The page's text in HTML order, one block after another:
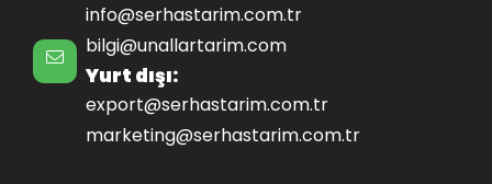
info@serhastarim.com.tr
bilgi@unallartarim.com
Yurt dışı:
export@serhastarim.com.tr
marketing@serhastarim.com.tr